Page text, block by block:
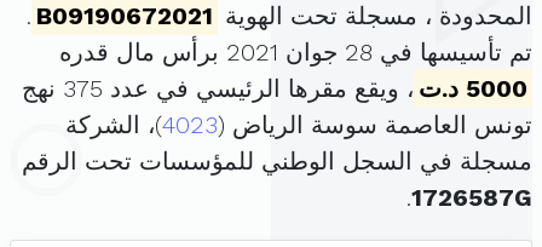
المحدودة ، مسجلة تحت الهوية B09190672021
.
تم تأسيسها في 28 جوان 2021 برأس مال قدره
5000 د.ت
، ويقع مقرها الرئيسي في عدد 375 نهج
تونس العاصمة سوسة الرياض (4023)، الشركة
مسجلة في السجل الوطني للمؤسسات تحت الرقم
1726587G
.